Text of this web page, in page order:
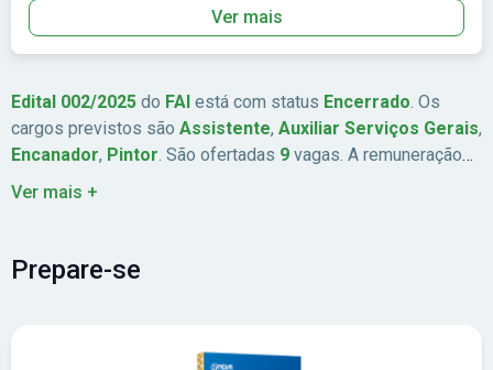
Ver mais
Edital 002/2025 do FAI está com status Encerrado. Os
cargos previstos são Assistente, Auxiliar Serviços Gerais,
Encanador, Pintor. São ofertadas 9 vagas. A remuneração
chega a
Ver mais +
Prepare-se